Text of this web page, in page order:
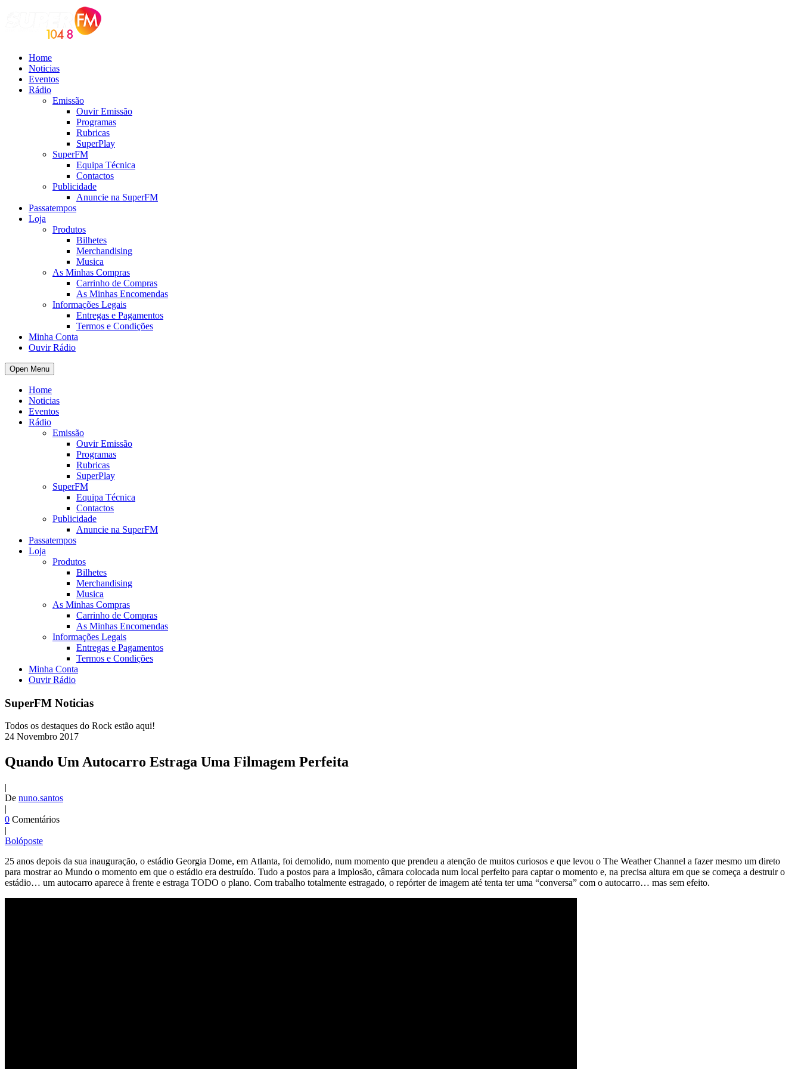
Home
Noticias
Eventos
Rádio
Emissão
Ouvir Emissão
Programas
Rubricas
SuperPlay
SuperFM
Equipa Técnica
Contactos
Publicidade
Anuncie na SuperFM
Passatempos
Loja
Produtos
Bilhetes
Merchandising
Musica
As Minhas Compras
Carrinho de Compras
As Minhas Encomendas
Informações Legais
Entregas e Pagamentos
Termos e Condições
Minha Conta
Ouvir Rádio
Open Menu
Home
Noticias
Eventos
Rádio
Emissão
Ouvir Emissão
Programas
Rubricas
SuperPlay
SuperFM
Equipa Técnica
Contactos
Publicidade
Anuncie na SuperFM
Passatempos
Loja
Produtos
Bilhetes
Merchandising
Musica
As Minhas Compras
Carrinho de Compras
As Minhas Encomendas
Informações Legais
Entregas e Pagamentos
Termos e Condições
Minha Conta
Ouvir Rádio
SuperFM Noticias
Todos os destaques do Rock estão aqui!
24 Novembro 2017
Quando Um Autocarro Estraga Uma Filmagem Perfeita
|
De nuno.santos
|
0 Comentários
|
Bolóposte
25 anos depois da sua inauguração, o estádio Georgia Dome, em Atlanta, foi demolido, num momento que prendeu a atenção de muitos curiosos e que levou o The Weather Channel a fazer mesmo um direto
para mostrar ao Mundo o momento em que o estádio era destruído. Tudo a postos para a implosão, câmara colocada num local perfeito para captar o momento e, na precisa altura em que se começa a destruir o
estádio… um autocarro aparece à frente e estraga TODO o plano. Com trabalho totalmente estragado, o repórter de imagem até tenta ter uma “conversa” com o autocarro… mas sem efeito.